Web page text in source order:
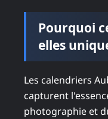
Pourquoi
elles
Les calendriers
capturent
photographie et